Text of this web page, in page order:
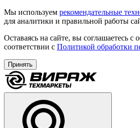
Мы используем рекомендательные
для аналитики и правильной работы
Оставаясь на сайте, вы соглашаетесь с
соответствии с Политикой обработки
Принять